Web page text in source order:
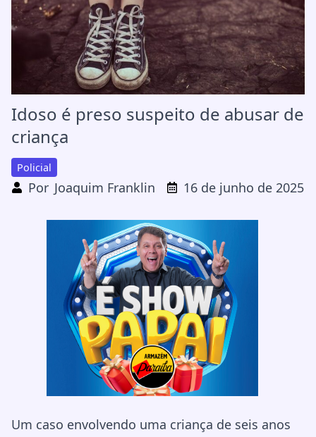
Idoso é preso suspeito de abusar de
criança
Policial
Por Joaquim Franklin 16 de junho de 2025
Um caso envolvendo uma criança de seis anos